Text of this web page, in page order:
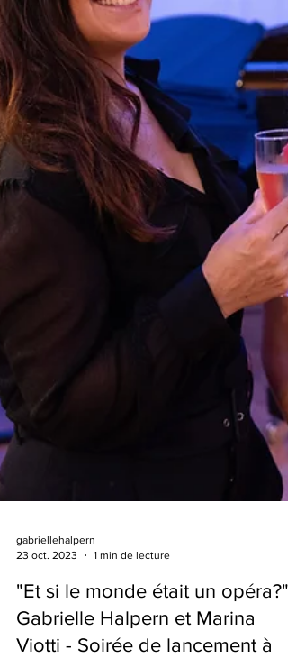
gabriellehalpern
23 oct. 2023
1 min de lecture
"Et si le monde était un opéra?"